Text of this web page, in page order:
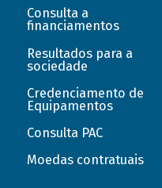
Consulta a
financiamentos
Resultados para a
sociedade
Credenciamento de
Equipamentos
Consulta PAC
Moedas contratuais